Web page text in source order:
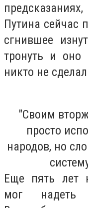
Путина сейчас
сгнившее
тронуть и оно
никто не
"Своим
просто
народов, но
Еще пять лет
мог надеть